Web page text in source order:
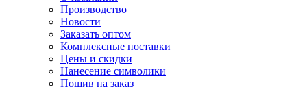
Производство
Новости
Заказать оптом
Комплексные поставки
Цены и скидки
Нанесение символики
Пошив на заказ